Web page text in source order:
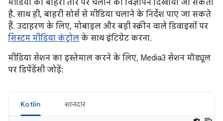
मीडिया को बाहरी तौर पर चलाने का विज्ञापन दिखाया जा सकता
है. साथ ही, बाहरी सोर्स से मीडिया चलाने के निर्देश पाए जा सकते
हैं. उदाहरण के लिए, मोबाइल और बड़ी स्क्रीन वाले डिवाइसों पर
सिस्टम मीडिया कंट्रोल के साथ इंटिग्रेट करना.
मीडिया सेशन का इस्तेमाल करने के लिए, Media3 सेशन मॉड्यूल
पर डिपेंडेंसी जोड़ें:
Kotlin शानदार